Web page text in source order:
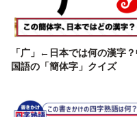
「广」←日本では何の漢字
国語の「簡体字」クイズ